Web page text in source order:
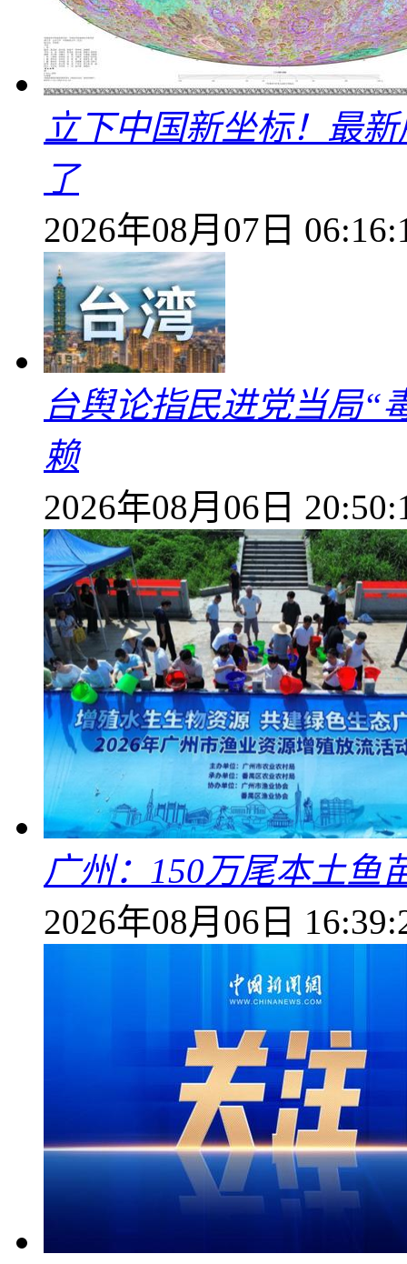
立下中国新坐标！最
了
2026年08月07日
台舆论指民进党当局“
赖
2026年08月06日
广州：150万尾本土鱼
2026年08月06日